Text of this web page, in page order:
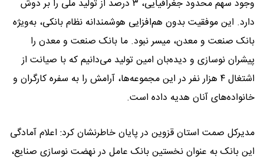
وجود سهم محدود جغرافیایی، ۳ درصد از تولید ملی را بر دوش
دارد. این موفقیت بدون هم‌افزایی هوشمندانه نظام بانکی، به‌ویژه
بانک صنعت و معدن، میسر نبود. ما بانک صنعت و معدن را
پیشران نوسازی و دیده‌بان امین تولید می‌دانیم که با صیانت از
اشتغال ۴ هزار نفر در این مجموعه‌ها، آرامش را به سفره کارگران و
خانواده‌های آنان هدیه داده است.
مدیرکل صمت استان قزوین در پایان خاطرنشان کرد: اعلام آمادگی
این بانک به عنوان نخستین بانک عامل در نهضت نوسازی صنایع،